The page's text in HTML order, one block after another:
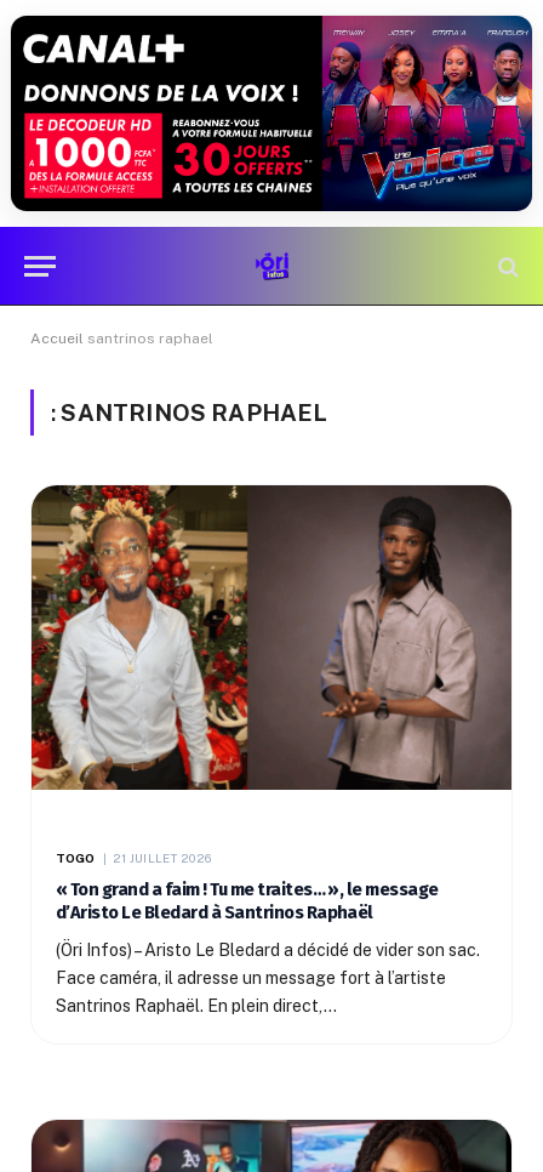
Accueil santrinos raphael
:SANTRINOS RAPHAEL
TOGO 21 JUILLET 2026
« Ton grand a faim ! Tu me traites… », le message
d’Aristo Le Bledard à Santrinos Raphaël
(Öri Infos) – Aristo Le Bledard a décidé de vider son sac.
Face caméra, il adresse un message fort à l’artiste
Santrinos Raphaël. En plein direct,…